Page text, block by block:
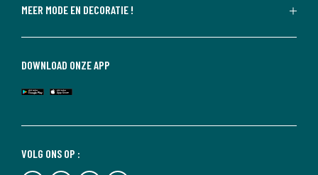
MEER MODE EN DECORATIE !
VOLG ONS OP :
DOWNLOAD ONZE APP